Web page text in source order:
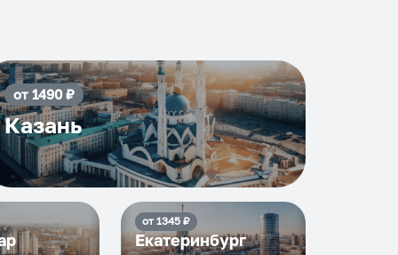
от1490₽
Казань
от 1345₽
Екатеринбург